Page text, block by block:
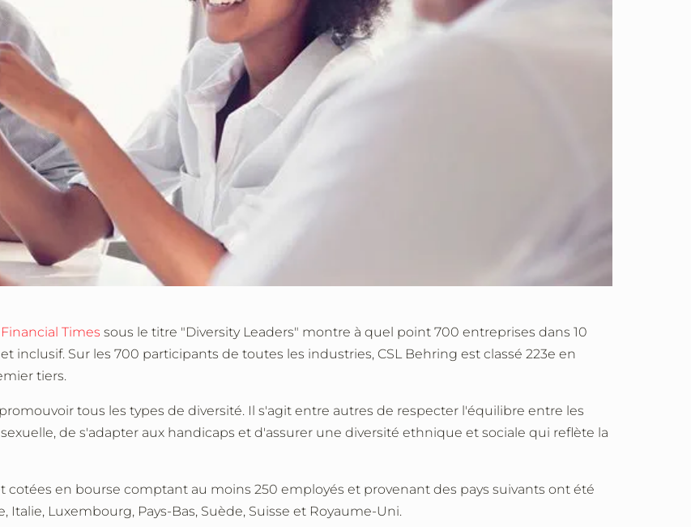
Times sous le titre "Diversity Leaders" montre à quel point 700 entreprises dans 10
inclusif. Sur les 700 participants de toutes les industries, CSL Behring est classé 223e en
tiers.
tous les types de diversité. Il s'agit entre autres de respecter l'équilibre entre les
de s'adapter aux handicaps et d'assurer une diversité ethnique et sociale qui reflète la
cotées en bourse comptant au moins 250 employés et provenant des pays suivants ont été
Luxembourg, Pays-Bas, Suède, Suisse et Royaume-Uni.